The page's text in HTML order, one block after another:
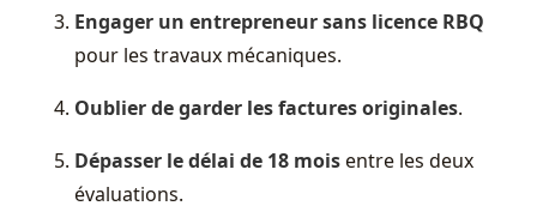
Engager un entrepreneur sans licence RBQ
pour les travaux mécaniques.
Oublier de garder les factures originales.
Dépasser le délai de 18 moisentre les deux
évaluations.